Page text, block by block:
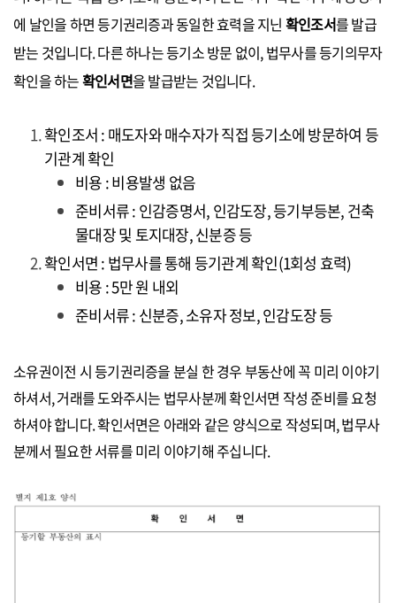
에 날인을 하면 등기권리증과 동일한 효력을 지닌 확인조서를 발급
받는 것입니다. 다른 하나는 등기소 방문 없이, 법무사를 등기의무자
확인을 하는확인서면을 발급받는 것입니다.
확인조서 : 매도자와 매수자가 직접 등기소에 방문하여 등
기관계 확인
비용 : 비용발생 없음
준비서류 : 인감증명서, 인감도장, 등기부등본, 건축
물대장 및 토지대장, 신분증 등
확인서면 : 법무사를 통해 등기관계 확인(1회성 효력)
비용 : 5만 원 내외
준비서류 : 신분증, 소유자 정보, 인감도장 등
소유권이전 시 등기권리증을 분실 한 경우 부동산에 꼭 미리 이야기
하셔서, 거래를 도와주시는 법무사분께 확인서면 작성 준비를 요청
하셔야 합니다. 확인서면은 아래와 같은 양식으로 작성되며, 법무사
분께서 필요한 서류를 미리 이야기해 주십니다.